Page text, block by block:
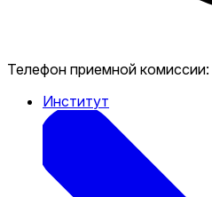
Телефон приемной комиссии:
Институт